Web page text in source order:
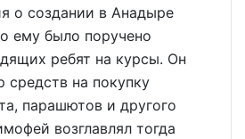
о создании в Анадыре
ему было поручено
ребят на курсы. Он
средств на покупку
парашютов и другого
возглавлял тогда